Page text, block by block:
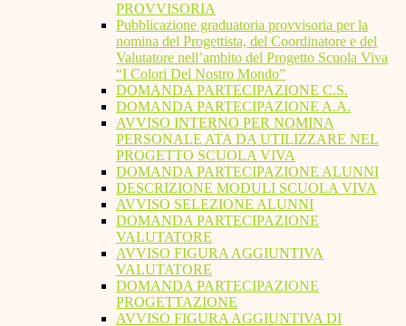
PROVVISORIA
Pubblicazione graduatoria provvisoria per la
nomina del Progettista, del Coordinatore e del
Valutatore nell’ambito del Progetto Scuola Viva
“I Colori Del Nostro Mondo”
DOMANDA PARTECIPAZIONE C.S.
DOMANDA PARTECIPAZIONE A.A.
AVVISO INTERNO PER NOMINA
PERSONALE ATA DA UTILIZZARE NEL
PROGETTO SCUOLA VIVA
DOMANDA PARTECIPAZIONE ALUNNI
DESCRIZIONE MODULI SCUOLA VIVA
AVVISO SELEZIONE ALUNNI
DOMANDA PARTECIPAZIONE
VALUTATORE
AVVISO FIGURA AGGIUNTIVA
VALUTATORE
DOMANDA PARTECIPAZIONE
PROGETTAZIONE
AVVISO FIGURA AGGIUNTIVA DI